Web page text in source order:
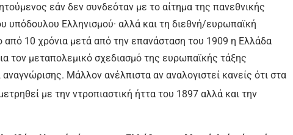
εάν δεν συνδεόταν με το αίτημα της πανεθνικής
υπόδουλου Ελληνισμού· αλλά και τη διεθνή/ευρωπαϊκή
10 χρόνια μετά από την επανάσταση του 1909 η Ελλάδα
τον μεταπολεμικό σχεδιασμό της ευρωπαϊκής τάξης
Μάλλον ανέλπιστα αν αναλογιστεί κανείς ότι στα
με την ντροπιαστική ήττα του 1897 αλλά και την